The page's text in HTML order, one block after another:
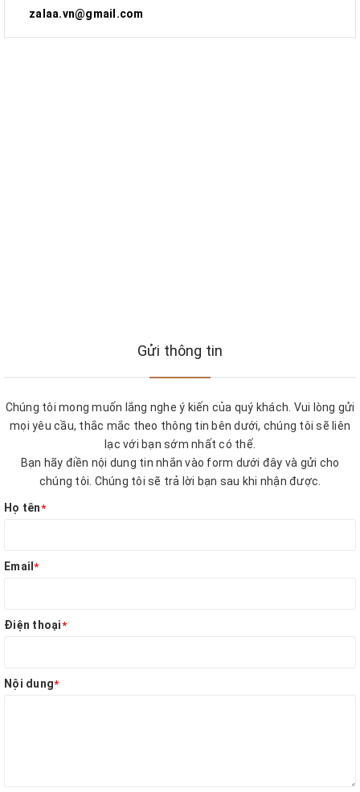
zalaa.vn@gmail.com
Gửi thông tin
Chúng tôi mong muốn lắng nghe ý kiến của quý khách. Vui lòng gửi
mọi yêu cầu, thắc mắc theo thông tin bên dưới, chúng tôi sẽ liên
lạc với bạn sớm nhất có thế.
Bạn hãy điền nội dung tin nhắn vào form dưới đây và gửi cho
chúng tôi. Chúng tôi sẽ trả lời bạn sau khi nhận được.
Họ tên*
Email*
Điện thoại*
Nội dung*